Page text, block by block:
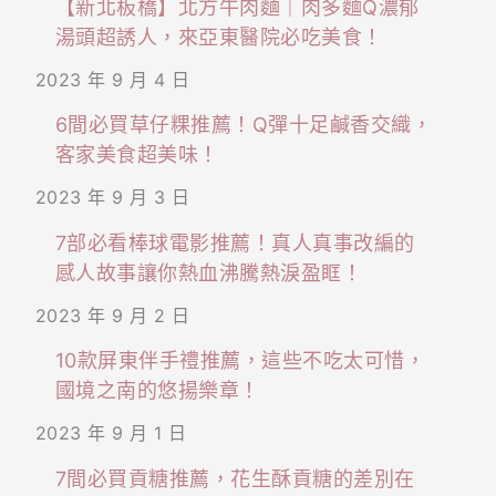
【新北板橋】北方牛肉麵｜肉多麵Q濃郁
湯頭超誘人，來亞東醫院必吃美食！
2023 年 9 月 4 日
6間必買草仔粿推薦！Q彈十足鹹香交織，
客家美食超美味！
2023 年 9 月 3 日
7部必看棒球電影推薦！真人真事改編的
感人故事讓你熱血沸騰熱淚盈眶！
2023 年 9 月 2 日
10款屏東伴手禮推薦，這些不吃太可惜，
國境之南的悠揚樂章！
2023 年 9 月 1 日
7間必買貢糖推薦，花生酥貢糖的差別在